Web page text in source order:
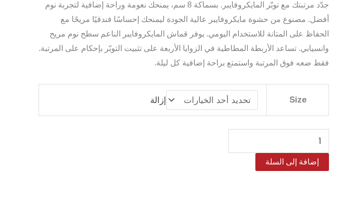
من
⁦55.00 JOD⁩
خلال
⁦99.00 JOD⁩
جدّد مرتبتك مع توبّر المايكروفايبر. بسماكة 8 سم، يمنحك نعومة وراحة إضافية لتجربة نوم
أفضل. مصنوع من حشوة مايكروفايبر عالية الجودة ليمنحك إحساسًا فندقيًا مريحًا مع
الحفاظ على المتانة للاستخدام اليومي. يوفر قماش المايكروفايبر الناعم سطح نوم مريح
وانسيابي. تساعد الأربطة المطاطية في الزوايا الأربعة على تثبيت التوبّر بإحكام على المرتبة.
فقط ضعه فوق المرتبة واستمتع براحة إضافية كل ليلة.
Size إزالة
كرز
مايكروفايبر
سماكة
إضافة إلى السلة